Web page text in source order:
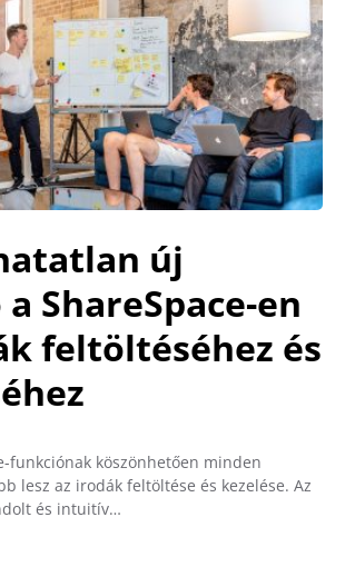
új
ShareSpace-en
feltöltéséhez és
funkciónak köszönhetően minden
lesz az irodák feltöltése és kezelése. Az
és intuitív…